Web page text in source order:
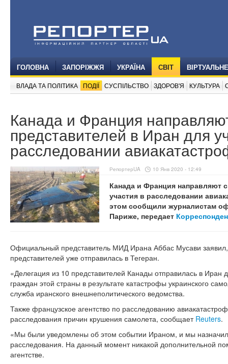
ГОЛОВНА ЗАПОРІЖЖЯ УКРАЇНА СВІТ
ВЛАДА ТА ПОЛІТИКА ПОДІЇ СУСПІЛЬСТВО ЗДОРОВ'Я КУЛЬТУРА
Канада и Франция
представителей в Иран для
расследовании
РепортерUA 10 Янв 2020 - 12:49
Канада и Франция направляют
участия в расследовании
этом сообщили журналистам
Париже, передает
Официальный представитель МИД Ирана Аббас Мусави заявил,
представителей уже отправилась в Тегеран.
«Делегация из 10 представителей Канады отправилась в Иран
граждан этой страны в результате катастрофы украинского
служба иранского внешнеполитического ведомства.
Также французское агентство по расследованию
расследования причин крушения самолета, сообщает Reuters.
«Мы были уведомлены об этом событии Ираном, и мы
расследования. На данный момент никакой дополнительной
агентстве.